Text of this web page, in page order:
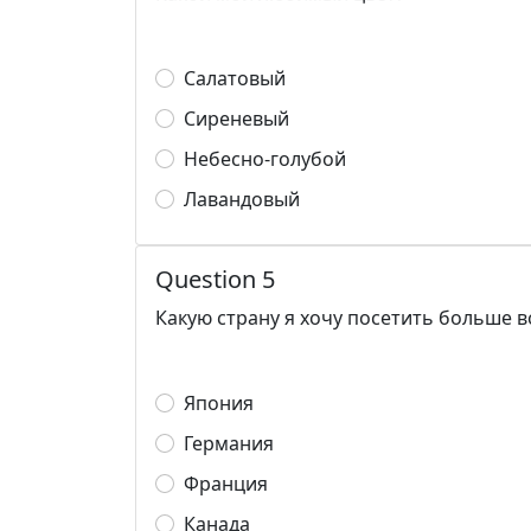
Салатовый
Сиреневый
Небесно-голубой
Лавандовый
Question 5
Какую страну я хочу посетить больше
Япония
Германия
Франция
Канада